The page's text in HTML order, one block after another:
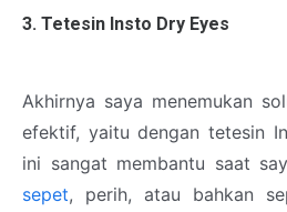
3. Tetesin Insto Dry Eyes
Akhirnya saya menemukan
efektif, yaitu dengan tetesin
ini sangat membantu saat
sepet, perih, atau bahkan